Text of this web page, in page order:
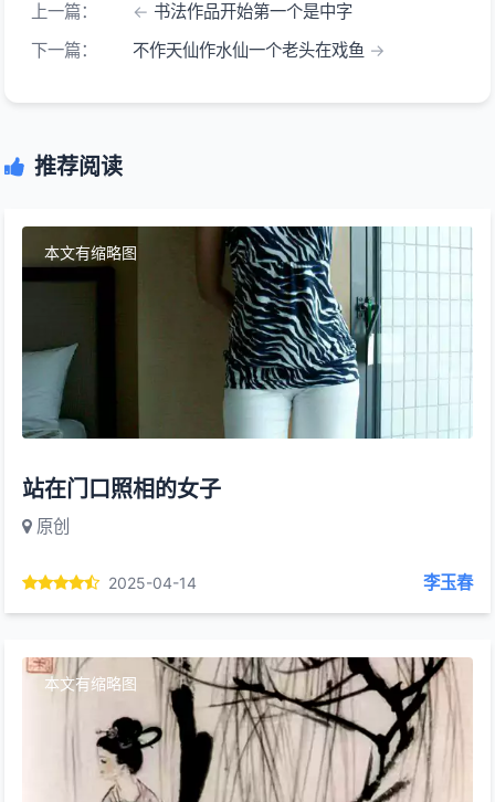
上一篇：
书法作品开始第一个是中字
下一篇：
不作天仙作水仙一个老头在戏鱼
推荐阅读
本文有缩略图
站在门口照相的女子
原创
2025-04-14 李玉春
本文有缩略图